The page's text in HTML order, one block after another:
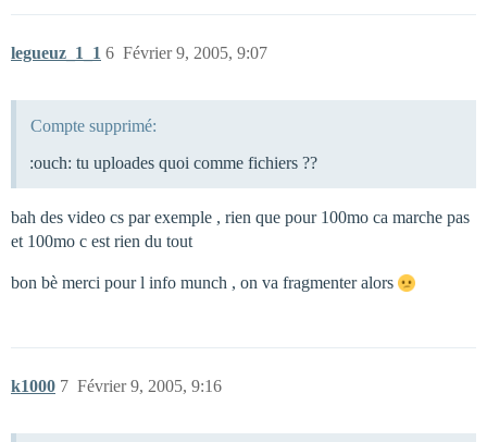
legueuz_1_1 Février 9, 2005, 9:07
6
Compte supprimé:
:ouch: tu uploades quoi comme fichiers ??
bah des video cs par exemple , rien que pour 100mo ca marche pas
et 100mo c est rien du tout
bon bè merci pour l info munch , on va fragmenter alors
k1000 Février 9, 2005, 9:16
7